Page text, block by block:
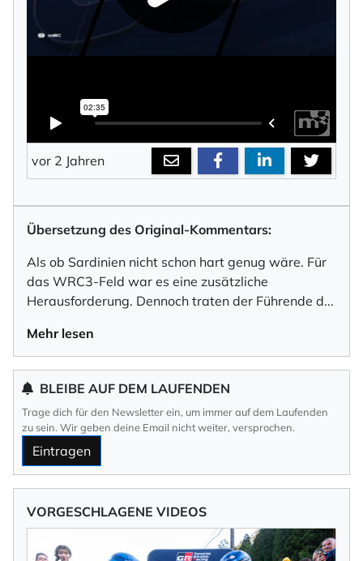
vor 2 Jahren
Übersetzung des Original-Kommentars:
Als ob Sardinien nicht schon hart genug wäre. Für
das WRC3-Feld war es eine zusätzliche
Herausforderung. Dennoch traten der Führende d...
Mehr lesen
BLEIBE AUF DEM LAUFENDEN
Trage dich für den Newsletter ein, um immer auf dem Laufenden
zu sein. Wir geben deine Email nicht weiter, versprochen.
Eintragen
VORGESCHLAGENE VIDEOS